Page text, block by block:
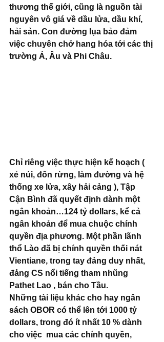
thương thế giới, cũng là nguồn tài
nguyên vô giá về dầu lửa, dầu khí,
hải sản. Con đường lụa bảo đảm
việc chuyên chở hang hóa tới các thị
trường Á, Âu và Phi Châu.
Chỉ riêng việc thực hiện kế hoạch (
xẻ núi, đốn rừng, làm đường và hệ
thống xe lửa, xây hải cảng ), Tập
Cận Bình đã quyết định dành một
ngân khoản…124 tỷ dollars, kể cả
ngân khoản để mua chuộc chính
quyền địa phương. Một phần lãnh
thổ Lào đã bị chính quyền thối nát
Vientiane, trong tay đảng duy nhất,
đảng CS nổi tiếng tham nhũng
Pathet Lao , bán cho Tầu.
Những tài liệu khác cho hay ngân
sách OBOR có thể lên tới 1000 tỷ
dollars, trong đó ít nhất 10 % dành
cho việc  mua các chính quyền,